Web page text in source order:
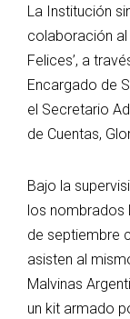
La Institución
colaboración al
Felices’, a
Encargado de
el Secretario
de Cuentas,
Bajo la
los nombrados
de septiembre
asisten al
Malvinas
un kit armado